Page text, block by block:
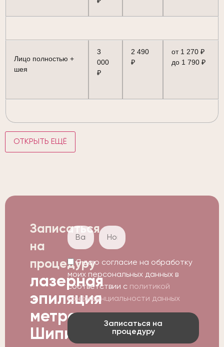
Лицо полностью +
шея
3
000
₽
2 490
₽
от 1 270 ₽
до 1 790 ₽
ОТКРЫТЬ ЕЩЁ
Записаться
на
процедуру
лазерная
эпиляция
метро
Шипиловская
Я даю согласие на обработку
моих персональных данных в
соответствии с политикой
конфиденциальности данных
Записаться на
процедуру